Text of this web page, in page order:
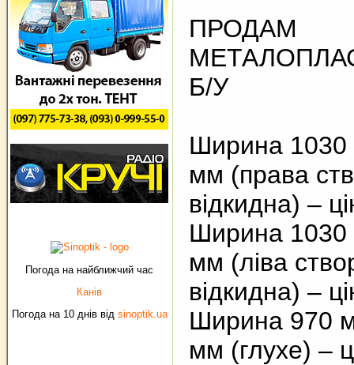
Погода на найближчий час
Канів
Погода на 10 днів від sinoptik.ua
ПРОДАМ
Б/У
Ширина 1030
мм (права
відкидна) –
Ширина 1030
мм (ліва
відкидна) –
Ширина 970
мм (глухе) –